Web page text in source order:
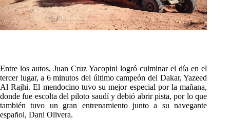
Entre los autos, Juan Cruz Yacopini logró culminar el día en el
tercer lugar, a 6 minutos del último campeón del Dakar, Yazeed
Al Rajhi. El mendocino tuvo su mejor especial por la mañana,
donde fue escolta del piloto saudí y debió abrir pista, por lo que
también tuvo un gran entrenamiento junto a su navegante
español, Dani Olivera.